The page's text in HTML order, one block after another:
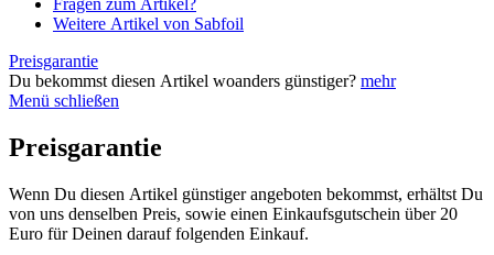
Fragen zum Artikel?
Weitere Artikel von Sabfoil
Preisgarantie
Du bekommst diesen Artikel woanders günstiger? mehr
Menü schließen
Preisgarantie
Wenn Du diesen Artikel günstiger angeboten bekommst, erhältst Du
von uns denselben Preis, sowie einen Einkaufsgutschein über 20
Euro für Deinen darauf folgenden Einkauf.